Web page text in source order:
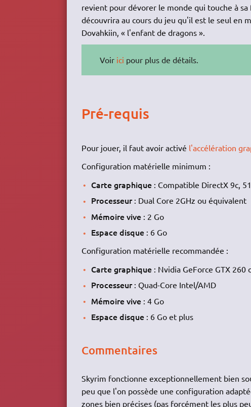
revient pour dévorer le monde qui touche à
découvrira au cours du jeu qu'il est le seul en
Dovahkiin, « l'enfant de dragons ».
Voir ici pour plus de détails.
Pré-requis
Pour jouer, il faut avoir activé l'accélération
Configuration matérielle minimum :
Carte graphique : Compatible DirectX 9c,
Processeur: Dual Core 2GHz ou équivalent
Mémoire vive : 2 Go
Espace disque : 6 Go
Configuration matérielle recommandée :
Carte graphique : Nvidia GeForce GTX 260
Processeur: Quad-Core Intel/AMD
Mémoire vive : 4 Go
Espace disque : 6 Go et plus
Commentaires
Skyrim fonctionne exceptionnellement bien
peu que l'on possède une configuration
zones bien précises (pas forcément les plus